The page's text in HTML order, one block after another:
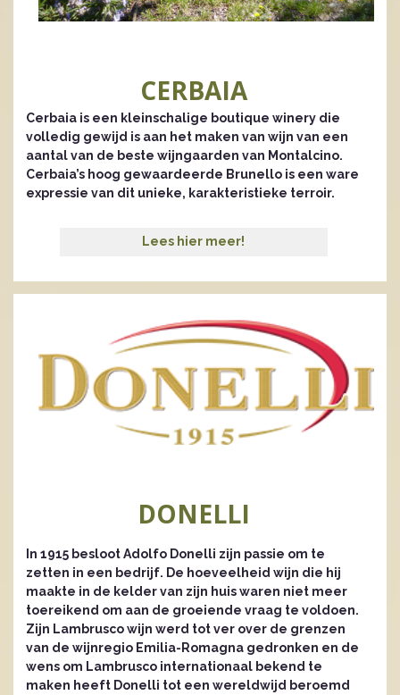
CERBAIA
Cerbaia is een kleinschalige boutique winery die
volledig gewijd is aan het maken van wijn van een
aantal van de beste wijngaarden van Montalcino.
Cerbaia’s hoog gewaardeerde Brunello is een ware
expressie van dit unieke, karakteristieke terroir.
Lees hier meer!
DONELLI
In 1915 besloot Adolfo Donelli zijn passie om te
zetten in een bedrijf. De hoeveelheid wijn die hij
maakte in de kelder van zijn huis waren niet meer
toereikend om aan de groeiende vraag te voldoen.
Zijn Lambrusco wijn werd tot ver over de grenzen
van de wijnregio Emilia-Romagna gedronken en de
wens om Lambrusco internationaal bekend te
maken heeft Donelli tot een wereldwijd beroemd